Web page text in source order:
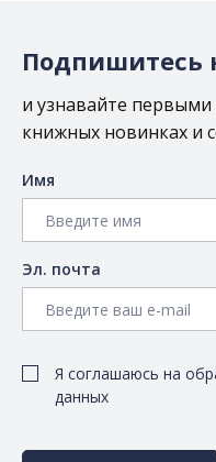
Подпишитесь
и узнавайте первыми
книжных новинках и
Имя
Эл. почта
Я соглашаюсь на
данных